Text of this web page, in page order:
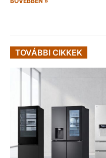
TOVÁBBI CIKKEK